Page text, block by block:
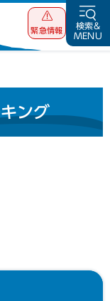
緊急情報
検索&
MENU
ング